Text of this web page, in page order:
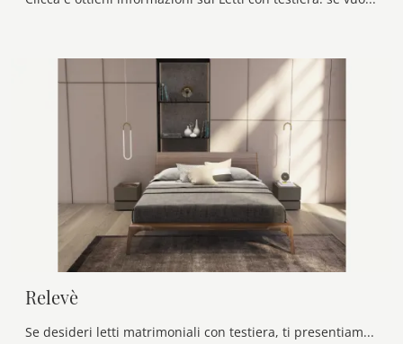
Relevè
Se desideri letti matrimoniali con testiera, ti presentiamo il modello Relevè in legno per completare la zona notte.